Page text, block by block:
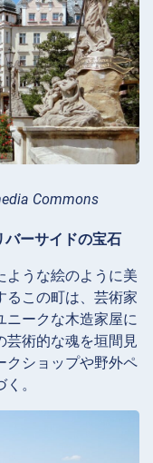
Commons
ーサイドの宝石
ような絵のように美
るこの町は、芸術家
ニークな木造家屋に
芸術的な魂を垣間見
クショップや野外ペ
。